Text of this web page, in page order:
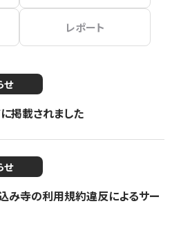
レポート
せ
掲載されました
せ
み寺の利用規約違反によるサー